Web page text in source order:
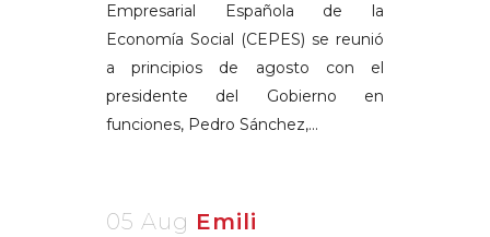
Empresarial Española de la
Economía Social (CEPES) se reunió
a principios de agosto con el
presidente del Gobierno en
funciones, Pedro Sánchez,...
05 Aug Emili